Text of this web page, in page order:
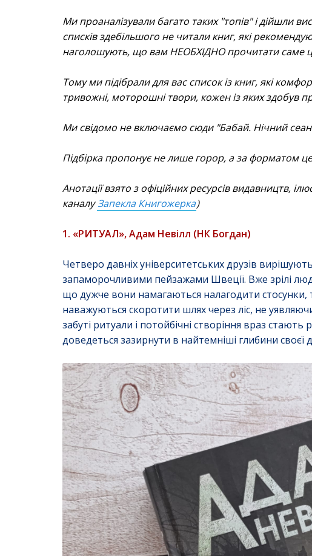
Ми проаналізували багато таких "топів" і дійшли
списків здебільшого не читали книг, які
наголошують, що вам НЕОБХІДНО прочитати саме
Тому ми підібрали для вас список із книг, які
тривожні, моторошні твори, кожен із яких здобув
Ми свідомо не включаємо сюди "Бабай. Нічний
Підбірка пропонує не лише горор, а за форматом
Анотації взято з офіційних ресурсів видавництв,
каналуЗапекла Книгожерка)
1. «РИТУАЛ», Адам Невілл (НК Богдан)
Четверо давніх університетських друзів
запаморочливими пейзажами Швеції. Вже зрілі
що дужче вони намагаються налагодити стосунки,
наважуються скоротити шлях через ліс, не
забуті ритуали і потойбічні створіння враз
доведеться зазирнути в найтемніші глибини своєї